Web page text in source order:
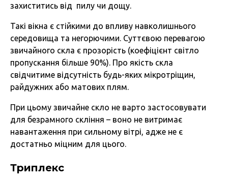
захиститись від пилу чи дощу.
Такі вікна є стійкими до впливу навколишнього
середовища та негорючими. Суттєвою перевагою
звичайного скла є прозорість (коефіцієнт світло
пропускання більше 90%). Про якість скла
свідчитиме відсутність будь-яких мікротріщин,
райдужних або матових плям.
При цьому звичайне скло не варто застосовувати
для безрамного скління – воно не витримає
навантаження при сильному вітрі, адже не є
достатньо міцним для цього.
Триплекс